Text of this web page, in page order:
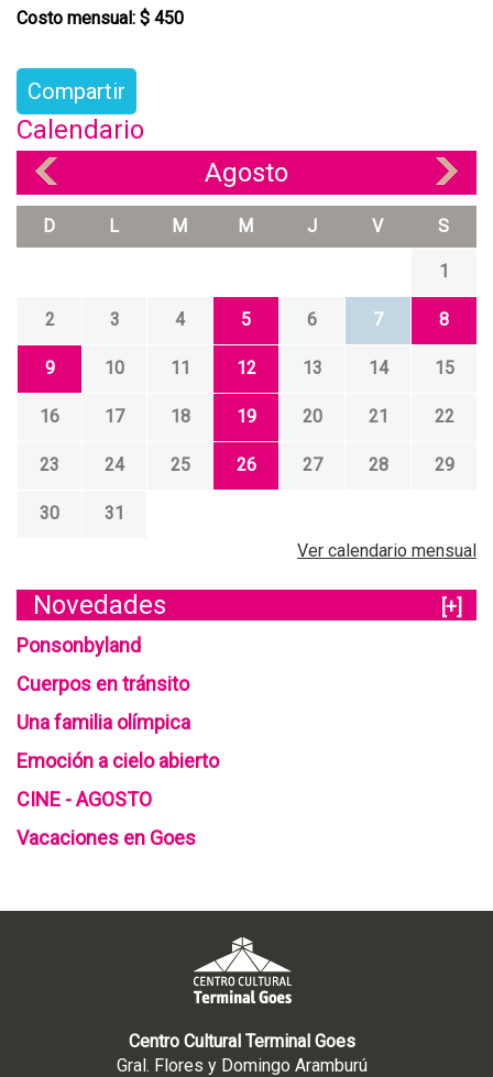
Costo mensual: $ 450
Compartir
Calendario
Agosto
D L M M J V S
1
2 3 4 5 6 7 8
9 10 11 12 13 14 15
16 17 18 19 20 21 22
23 24 25 26 27 28 29
30
31
Ver calendario mensual
Novedades
[+]
Ponsonbyland
Cuerpos en tránsito
Una familia olímpica
Emoción a cielo abierto
CINE - AGOSTO
Vacaciones en Goes
Centro Cultural Terminal Goes
Gral. Flores y Domingo Aramburú